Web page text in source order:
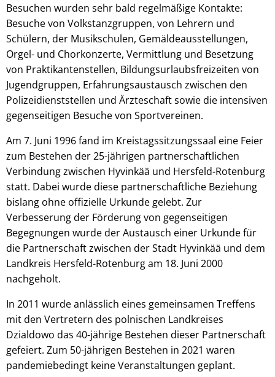
Besuchen wurden sehr bald regelmäßige Kontakte:
Besuche von Volkstanzgruppen, von Lehrern und
Schülern, der Musikschulen, Gemäldeausstellungen,
Orgel- und Chorkonzerte, Vermittlung und Besetzung
von Praktikantenstellen, Bildungsurlaubsfreizeiten von
Jugendgruppen, Erfahrungsaustausch zwischen den
Polizeidienststellen und Ärzteschaft sowie die intensiven
gegenseitigen Besuche von Sportvereinen.
Am 7. Juni 1996 fand im Kreistagssitzungssaal eine Feier
zum Bestehen der 25-jährigen partnerschaftlichen
Verbindung zwischen Hyvinkää und Hersfeld-Rotenburg
statt. Dabei wurde diese partnerschaftliche Beziehung
bislang ohne offizielle Urkunde gelebt. Zur
Verbesserung der Förderung von gegenseitigen
Begegnungen wurde der Austausch einer Urkunde für
die Partnerschaft zwischen der Stadt Hyvinkää und dem
Landkreis Hersfeld-Rotenburg am 18. Juni 2000
nachgeholt.
In 2011 wurde anlässlich eines gemeinsamen Treffens
mit den Vertretern des polnischen Landkreises
Dzialdowo das 40-jährige Bestehen dieser Partnerschaft
gefeiert. Zum 50-jährigen Bestehen in 2021 waren
pandemiebedingt keine Veranstaltungen geplant.